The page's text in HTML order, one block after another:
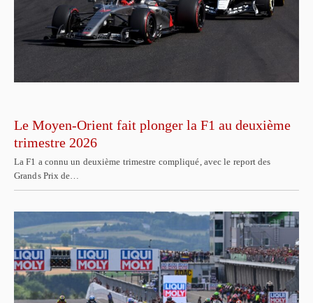
Le Moyen-Orient fait plonger la F1 au deuxième
trimestre 2026
La F1 a connu un deuxième trimestre compliqué, avec le report des
Grands Prix de…